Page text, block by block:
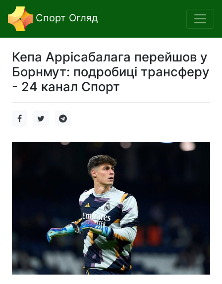
Спорт Огляд
Кепа Аррісабалага перейшов у
Борнмут: подробиці трансферу
- 24 канал Спорт